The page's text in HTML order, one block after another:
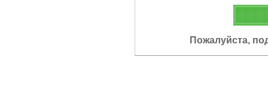
Пожалуйста,